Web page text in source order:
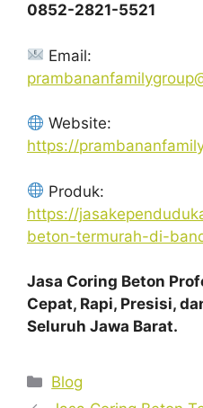
0852-2821-5521
Email:
Website:
https://
Produk:
https://
beton-termurah-di-
Jasa Coring Beton
Cepat, Rapi, Presisi,
Seluruh Jawa Barat.
Categories
Blog